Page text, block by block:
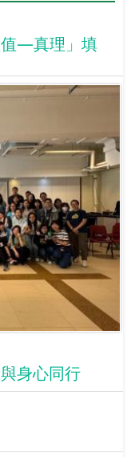
值—真理」填
身心同行